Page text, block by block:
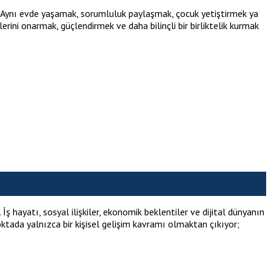
evde yaşamak, sorumluluk paylaşmak, çocuk yetiştirmek ya
onarmak, güçlendirmek ve daha bilinçli bir birliktelik kurmak
hayatı, sosyal ilişkiler, ekonomik beklentiler ve dijital dünyanın
yalnızca bir kişisel gelişim kavramı olmaktan çıkıyor;